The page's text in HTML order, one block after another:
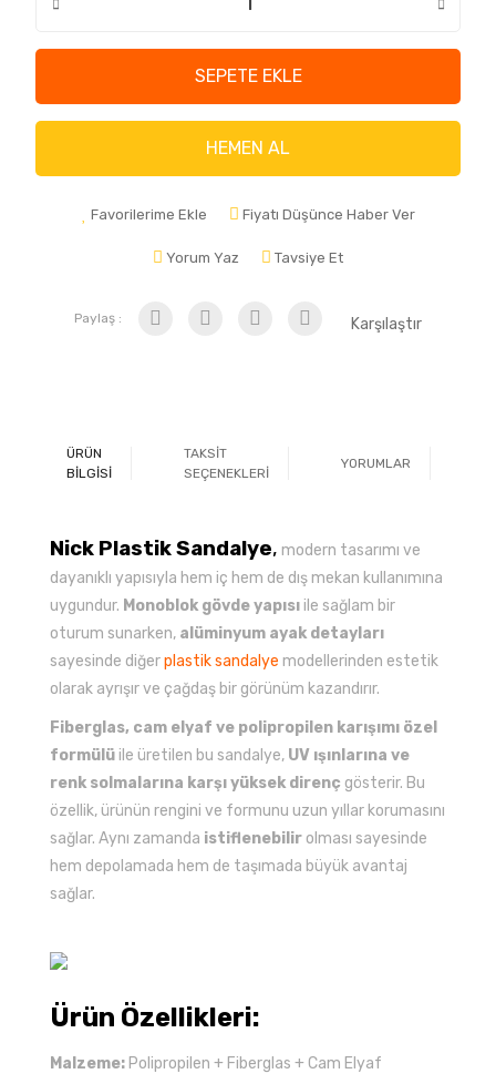
SEPETE EKLE
HEMEN AL
Favorilerime Ekle Fiyatı Düşünce Haber Ver
Yorum Yaz Tavsiye Et
Paylaş : Karşılaştır
ÜRÜN
BİLGİSİ
TAKSİT
SEÇENEKLERİ
YORUMLAR
Nick Plastik Sandalye, modern tasarımı ve
dayanıklı yapısıyla hem iç hem de dış mekan kullanımına
uygundur. Monoblok gövde yapısı ile sağlam bir
oturum sunarken, alüminyum ayak detayları
sayesinde diğerplastik sandalye modellerinden estetik
olarak ayrışır ve çağdaş bir görünüm kazandırır.
Fiberglas, cam elyaf ve polipropilen karışımı özel
formülü ile üretilen bu sandalye, UV ışınlarına ve
renk solmalarına karşı yüksek direnç gösterir. Bu
özellik, ürünün rengini ve formunu uzun yıllar korumasını
sağlar. Aynı zamanda istiflenebilir olması sayesinde
hem depolamada hem de taşımada büyük avantaj
sağlar.
Ürün Özellikleri:
Malzeme: Polipropilen + Fiberglas + Cam Elyaf